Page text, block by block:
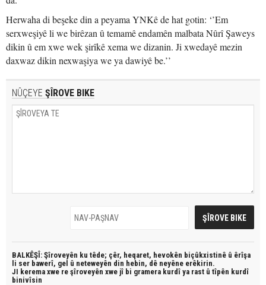
Herwaha di beşeke din a peyama YNKê de hat gotin: ‘’Em
serxweşiyê li we birêzan û temamê endamên malbata Nûrî Şaweys
dikin û em xwe wek şirîkê xema we dizanin. Ji xwedayê mezin
daxwaz dikin nexwaşiya we ya dawiyê be.’’
NÛÇEYE ŞÎROVE BIKE
BALKÊŞÎ: Şîroveyên ku têde; çêr, heqaret, hevokên biçûkxistinê û êrîşa
li ser bawerî, gel û neteweyên din hebin, dê neyêne erêkirin.
JI kerema xwe re şîroveyên xwe jî bi gramera kurdî ya rast û tîpên kurdî
binivîsin